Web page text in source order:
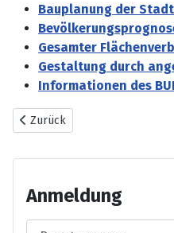
Bauplanung der
Gesamter
Gestaltung durch
Informationen des
Vorheriger Beitrag:
Zurück
Anmeldung